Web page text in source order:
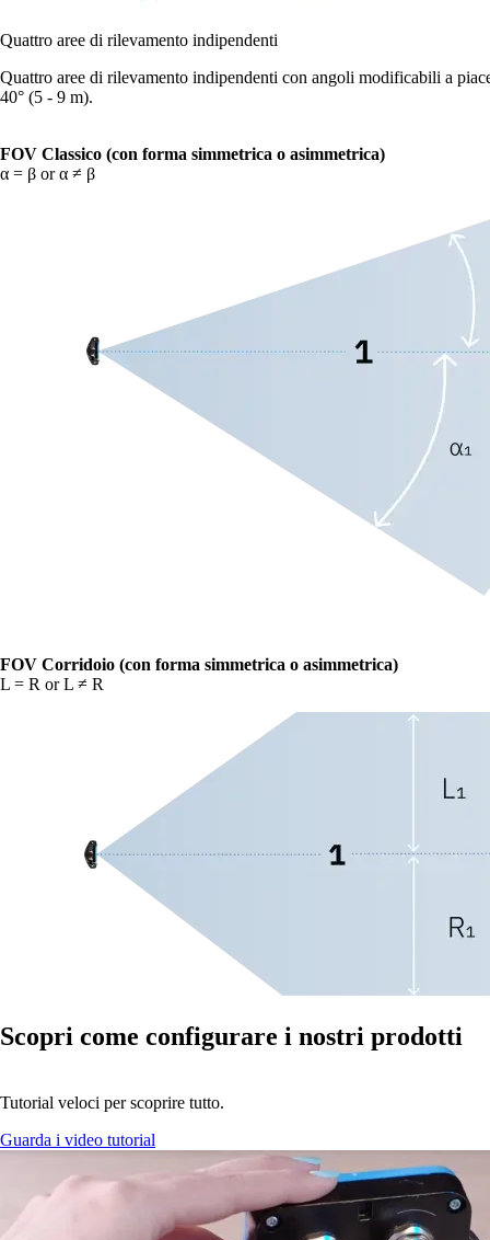
Quattro aree di rilevamento indipendenti
Quattro aree di rilevamento indipendenti con angoli modificabili a
40° (5 - 9 m).
FOV Classico (con forma simmetrica o asimmetrica)
α = β or α ≠ β
FOV Corridoio (con forma simmetrica o asimmetrica)
L = R or L ≠ R
Scopri come configurare i nostri prodotti
Tutorial veloci per scoprire tutto.
Guarda i video tutorial